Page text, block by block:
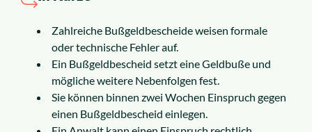
Service
So funktioniert es
Alle Rechtsgebiete
Zahlreiche Bußgeldbescheide weisen formale
oder technische Fehler auf.
Ein Bußgeldbescheid setzt eine Geldbuße und
mögliche weitere Nebenfolgen fest.
Sie können binnen zwei Wochen Einspruch gegen
einen Bußgeldbescheid einlegen.